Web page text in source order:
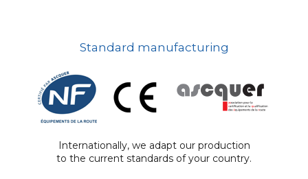
Standard manufacturing
Internationally, we adapt our production
to the current standards of your country.